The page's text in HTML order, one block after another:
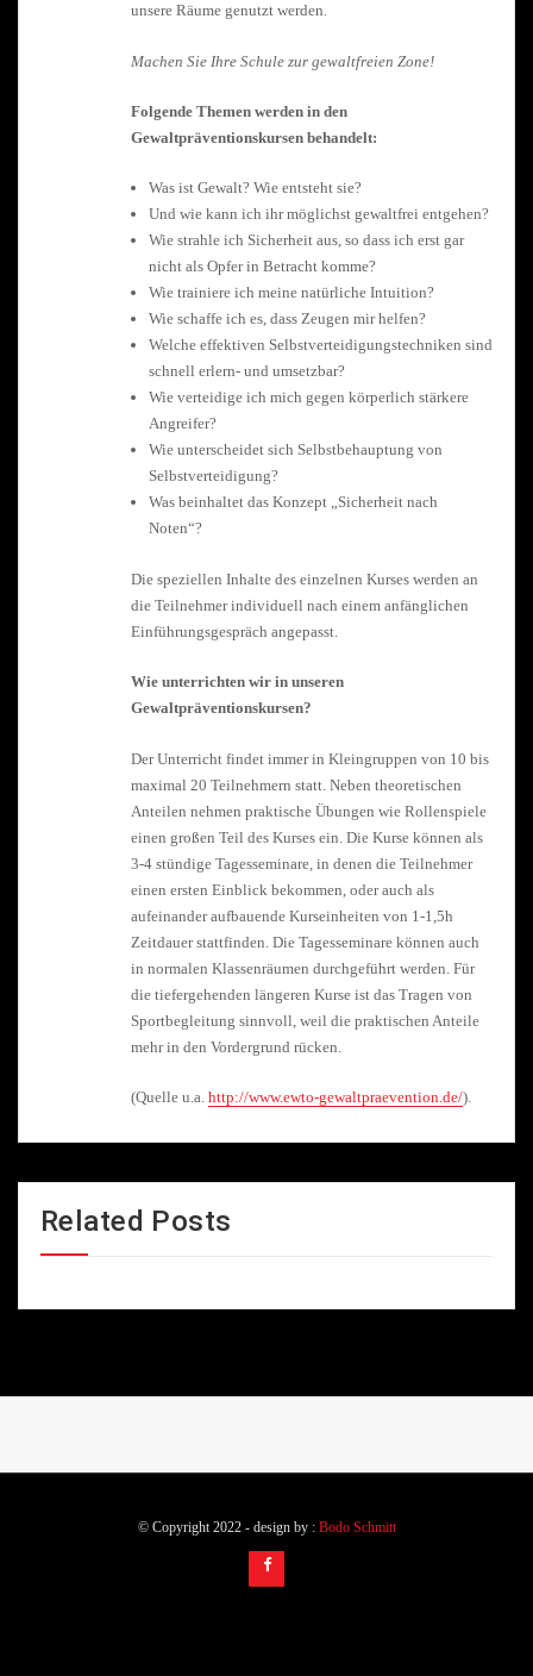
unsere Räume genutzt werden.
Machen Sie Ihre Schule zur gewaltfreien Zone!
Folgende Themen werden in den
Gewaltpräventionskursen behandelt:
Was ist Gewalt? Wie entsteht sie?
Und wie kann ich ihr möglichst gewaltfrei entgehen?
Wie strahle ich Sicherheit aus, so dass ich erst gar
nicht als Opfer in Betracht komme?
Wie trainiere ich meine natürliche Intuition?
Wie schaffe ich es, dass Zeugen mir helfen?
Welche effektiven Selbstverteidigungstechniken sind
schnell erlern- und umsetzbar?
Wie verteidige ich mich gegen körperlich stärkere
Angreifer?
Wie unterscheidet sich Selbstbehauptung von
Selbstverteidigung?
Was beinhaltet das Konzept „Sicherheit nach
Noten“?
Die speziellen Inhalte des einzelnen Kurses werden an
die Teilnehmer individuell nach einem anfänglichen
Einführungsgespräch angepasst.
Wie unterrichten wir in unseren
Gewaltpräventionskursen?
Der Unterricht findet immer in Kleingruppen von 10 bis
maximal 20 Teilnehmern statt. Neben theoretischen
Anteilen nehmen praktische Übungen wie Rollenspiele
einen großen Teil des Kurses ein. Die Kurse können als
3-4 stündige Tagesseminare, in denen die Teilnehmer
einen ersten Einblick bekommen, oder auch als
aufeinander aufbauende Kurseinheiten von 1-1,5h
Zeitdauer stattfinden. Die Tagesseminare können auch
in normalen Klassenräumen durchgeführt werden. Für
die tiefergehenden längeren Kurse ist das Tragen von
Sportbegleitung sinnvoll, weil die praktischen Anteile
mehr in den Vordergrund rücken.
(Quelle u.a.http://www.ewto-gewaltpraevention.de/).
Related Posts
© Copyright 2022 - design by : Bodo Schmitt